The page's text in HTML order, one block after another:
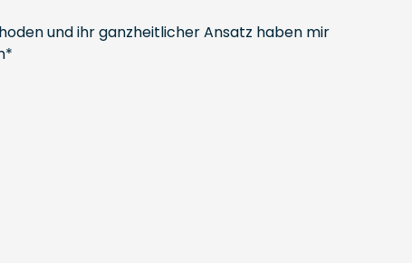
und ihr ganzheitlicher Ansatz haben mir